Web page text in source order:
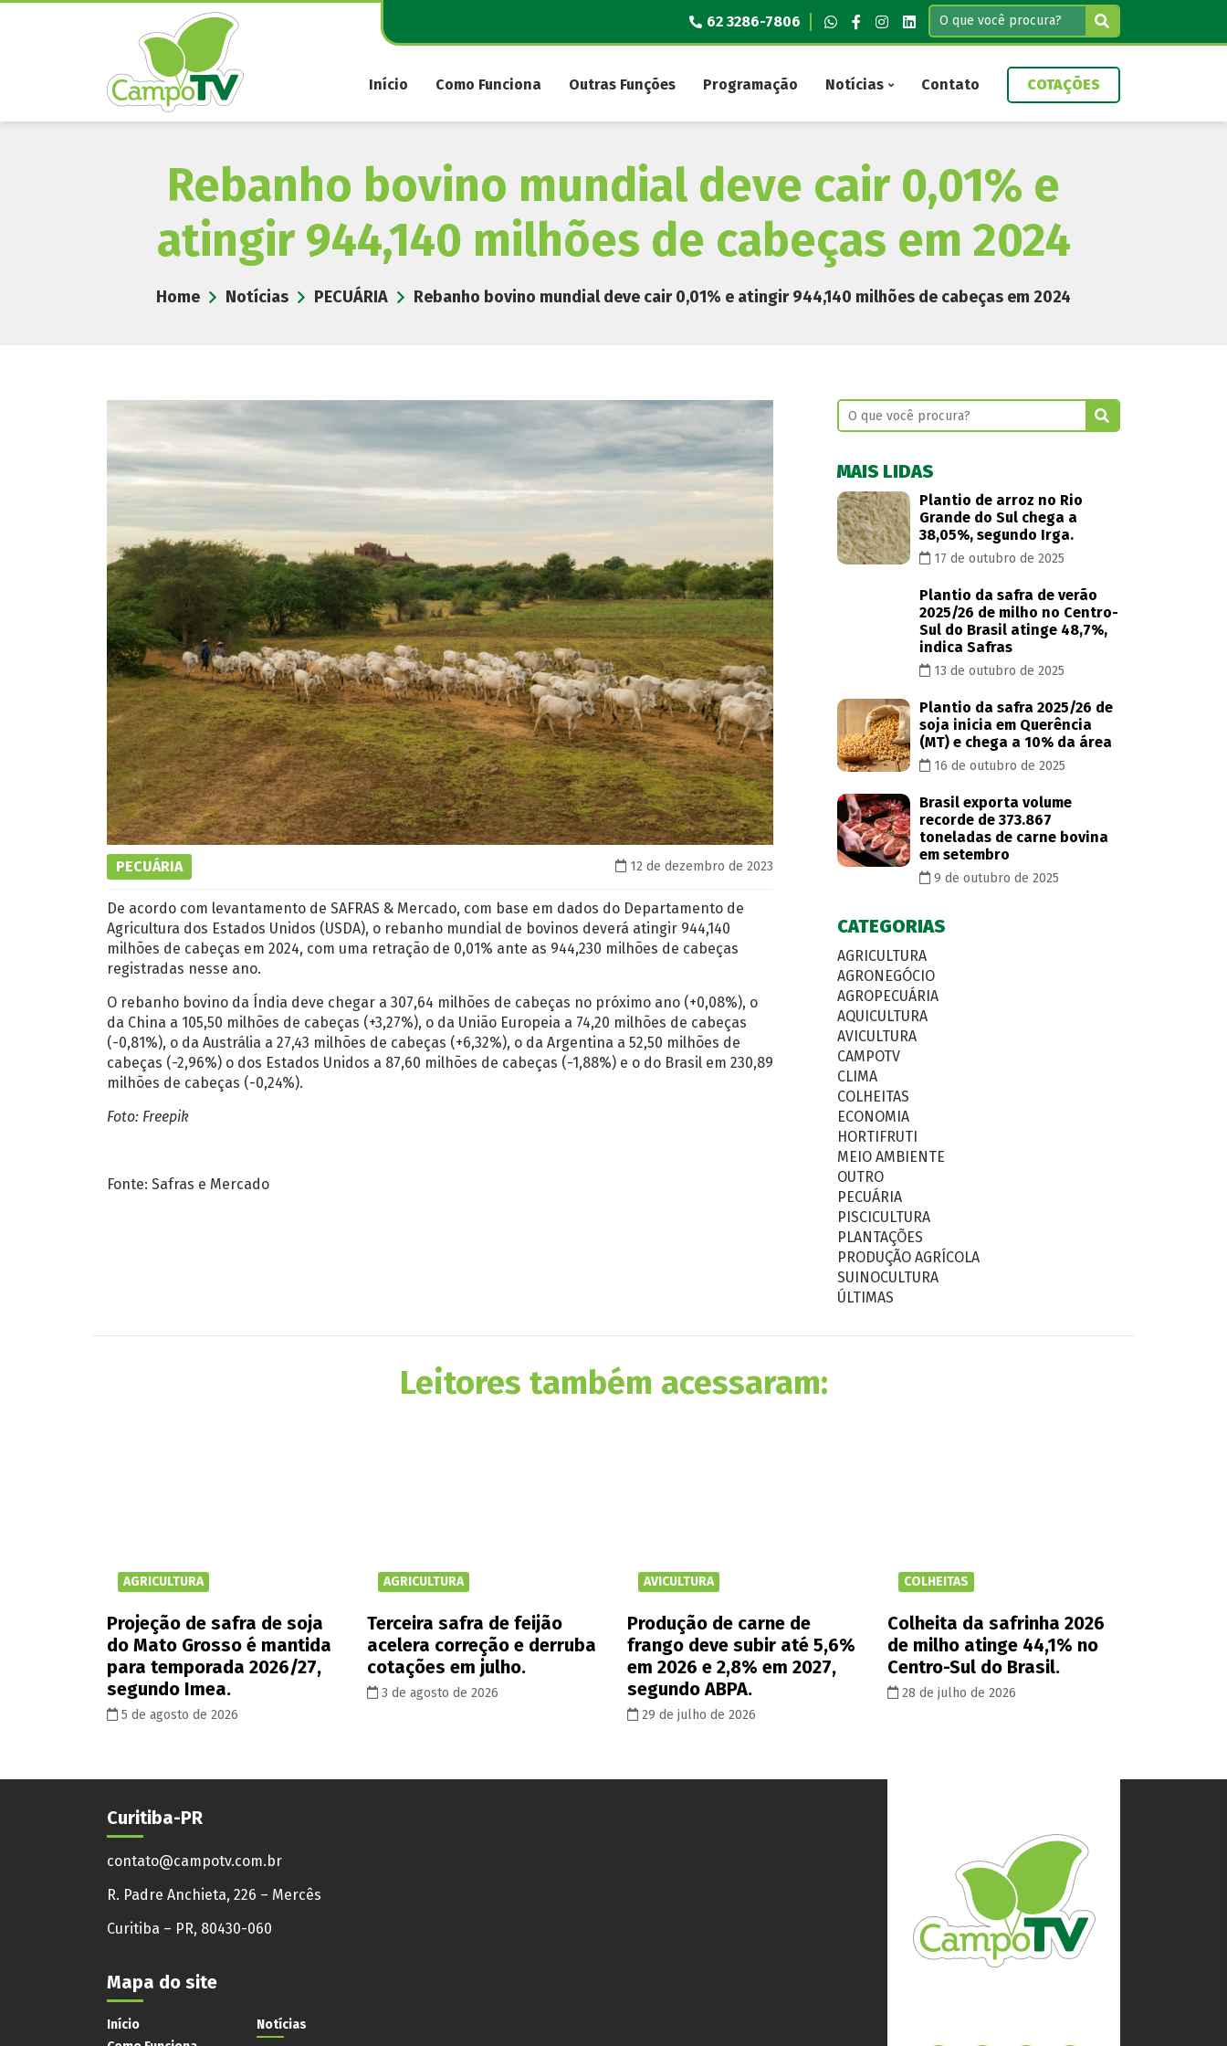
Pular
62 3286-7806
Início Como Funciona Outras Funções Programação Notícias Contato COTAÇÕES
Rebanho bovino mundial deve cair 0,01% e
atingir 944,140 milhões de cabeças em 2024
Home Notícias PECUÁRIA Rebanho bovino mundial deve cair 0,01% e atingir 944,140 milhões de cabeças em 2024
PECUÁRIA 12 de dezembro de 2023
De acordo com levantamento de SAFRAS & Mercado, com base em dados do Departamento de
Agricultura dos Estados Unidos (USDA), o rebanho mundial de bovinos deverá atingir 944,140
milhões de cabeças em 2024, com uma retração de 0,01% ante as 944,230 milhões de cabeças
registradas nesse ano.
O rebanho bovino da Índia deve chegar a 307,64 milhões de cabeças no próximo ano (+0,08%), o
da China a 105,50 milhões de cabeças (+3,27%), o da União Europeia a 74,20 milhões de cabeças
(-0,81%), o da Austrália a 27,43 milhões de cabeças (+6,32%), o da Argentina a 52,50 milhões de
cabeças (-2,96%) o dos Estados Unidos a 87,60 milhões de cabeças (-1,88%) e o do Brasil em 230,89
milhões de cabeças (-0,24%).
Foto: Freepik
Fonte: Safras e Mercado
MAIS LIDAS
Plantio de arroz no Rio
Grande do Sul chega a
38,05%, segundo Irga.
17 de outubro de 2025
Plantio da safra de verão
2025/26 de milho no Centro-
Sul do Brasil atinge 48,7%,
indica Safras
13 de outubro de 2025
Plantio da safra 2025/26 de
soja inicia em Querência
(MT) e chega a 10% da área
16 de outubro de 2025
Brasil exporta volume
recorde de 373.867
toneladas de carne bovina
em setembro
9 de outubro de 2025
CATEGORIAS
AGRICULTURA
AGRONEGÓCIO
AGROPECUÁRIA
AQUICULTURA
AVICULTURA
CAMPOTV
CLIMA
COLHEITAS
ECONOMIA
HORTIFRUTI
MEIO AMBIENTE
OUTRO
PECUÁRIA
PISCICULTURA
PLANTAÇÕES
PRODUÇÃO AGRÍCOLA
SUINOCULTURA
ÚLTIMAS
Leitores também acessaram:
AGRICULTURA
Projeção de safra de soja
do Mato Grosso é mantida
para temporada 2026/27,
segundo Imea.
5 de agosto de 2026
AGRICULTURA
Terceira safra de feijão
acelera correção e derruba
cotações em julho.
3 de agosto de 2026
AVICULTURA
Produção de carne de
frango deve subir até 5,6%
em 2026 e 2,8% em 2027,
segundo ABPA.
29 de julho de 2026
COLHEITAS
Colheita da safrinha 2026
de milho atinge 44,1% no
Centro-Sul do Brasil.
28 de julho de 2026
Curitiba-PR
contato@campotv.com.br
R. Padre Anchieta, 226 – Mercês
Curitiba – PR, 80430-060
Mapa do site
Início
Notícias